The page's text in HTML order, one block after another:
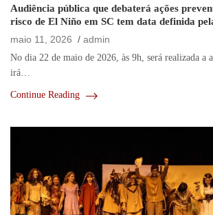
Audiência pública que debaterá ações
risco de El Niño em SC tem data definida
maio 11, 2026
admin
No dia 22 de maio de 2026, às 9h, será realizada a
irá…
Continue Reading